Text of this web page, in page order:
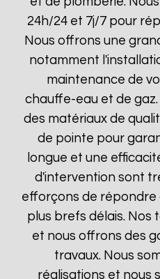
24h/24 et 7j/7 pour
Nous offrons une
notamment
maintenance de
chauffe-eau et de
des matériaux de
de pointe pour
longue et une
d'intervention sont
efforçons de répondre
plus brefs délais. Nos
et nous offrons des
travaux. Nous
réalisations et nous